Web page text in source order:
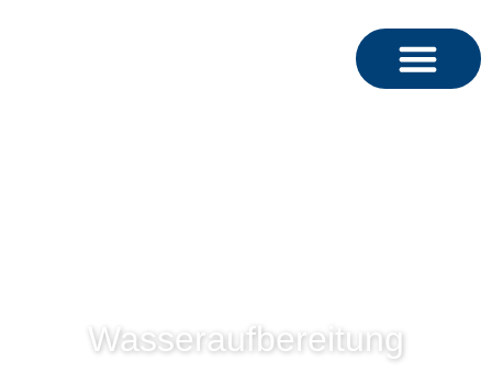
Wasseraufbereitung